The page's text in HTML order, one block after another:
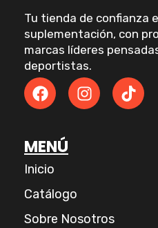
Tu tienda de confianza
suplementación, con
marcas líderes
deportistas.
F
a
b
o
o
k
I
n
m
T
i
MENÚ
Inicio
Catálogo
Sobre Nosotros